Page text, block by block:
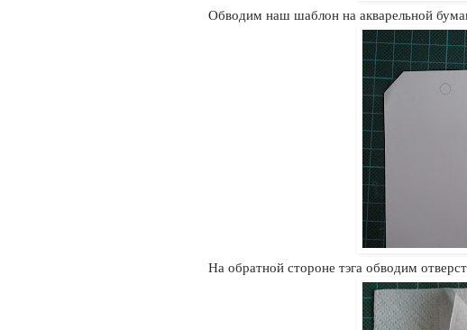
Обводим наш шаблон на акварельной
На обратной стороне тэга обводим